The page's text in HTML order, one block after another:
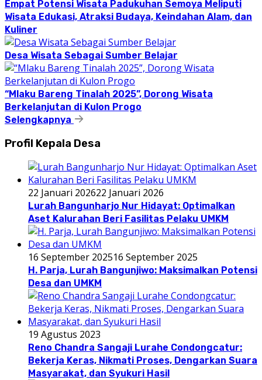
Empat Potensi Wisata Padukuhan Semoya Meliputi
Wisata Edukasi, Atraksi Budaya, Keindahan Alam, dan
Kuliner
Desa Wisata Sebagai Sumber Belajar
“Mlaku Bareng Tinalah 2025”, Dorong Wisata
Berkelanjutan di Kulon Progo
Selengkapnya
Profil Kepala Desa
22 Januari 202622 Januari 2026
Lurah Bangunharjo Nur Hidayat: Optimalkan
Aset Kalurahan Beri Fasilitas Pelaku UMKM
16 September 202516 September 2025
H. Parja, Lurah Bangunjiwo: Maksimalkan Potensi
Desa dan UMKM
19 Agustus 2023
Reno Chandra Sangaji Lurahe Condongcatur:
Bekerja Keras, Nikmati Proses, Dengarkan Suara
Masyarakat, dan Syukuri Hasil